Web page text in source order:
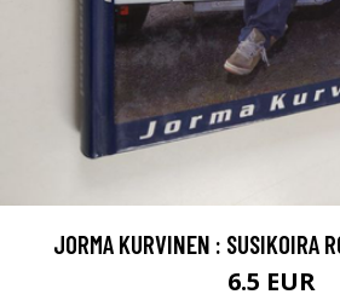
JORMA KURVINEN : SUSIKOIRA
6.5 EUR